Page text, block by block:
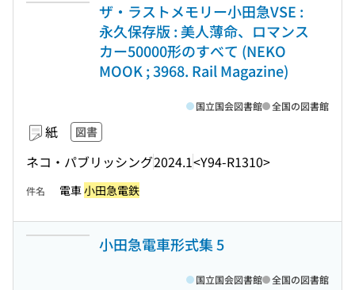
ザ・ラストメモリー小田急VSE :
永久保存版 : 美人薄命、ロマンス
カー50000形のすべて (NEKO
MOOK ; 3968. Rail Magazine)
紙 図書
ネコ・パブリッシング2024.1<Y94-R1310>
国立国会図書館 全国の図書館
件名 電車小田急電鉄
小田急電車形式集 5
国立国会図書館 全国の図書館